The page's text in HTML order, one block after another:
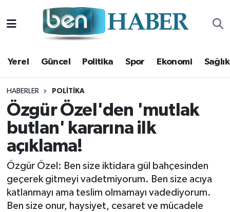
Yerel Güncel Politika Spor Ekonomi Sağlık
HABERLER POLITIKA
Özgür Özel'den 'mutlak
butlan' kararına ilk
açıklama!
Özgür Özel: Ben size iktidara gül bahçesinden
geçerek gitmeyi vadetmiyorum. Ben size acıya
katlanmayı ama teslim olmamayı vadediyorum.
Ben size onur, haysiyet, cesaret ve mücadele
Yerel
Güncel
Politika
Spor
Ekonomi
Sağlık
Magazin
Hava Durumu
Trafik Durumu
Süper Lig Puan Durumu ve Fikstür
Tüm Manşetler
Son Dakika Haberleri
Haber Arşivi